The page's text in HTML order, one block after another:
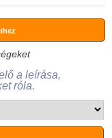
a leírása,
róla.